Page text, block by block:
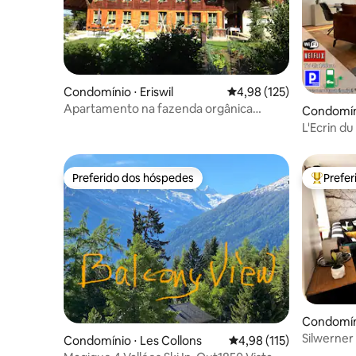
Condomínio ⋅ Eriswil 4,98 de uma avaliação
4,98 (125)
Apartamento na fazenda orgânica
L'Ecrin du Forum
Preferido dos hóspedes
Preferido dos hóspedes
Condomínio ⋅ Les Collons 4,98 de uma avaliação
4,98 (115)
Entre